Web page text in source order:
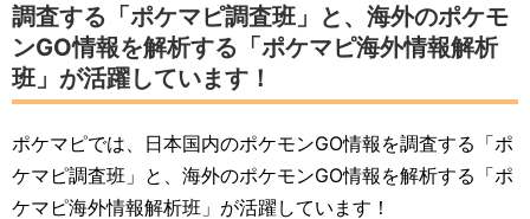
調査する「ポケマピ調査班」と、海外のポケモ
ンGO情報を解析する「ポケマピ海外情報解析
班」が活躍しています！
ポケマピでは、日本国内のポケモンGO情報を調査する「ポ
ケマピ調査班」と、海外のポケモンGO情報を解析する「ポ
ケマピ海外情報解析班」が活躍しています！